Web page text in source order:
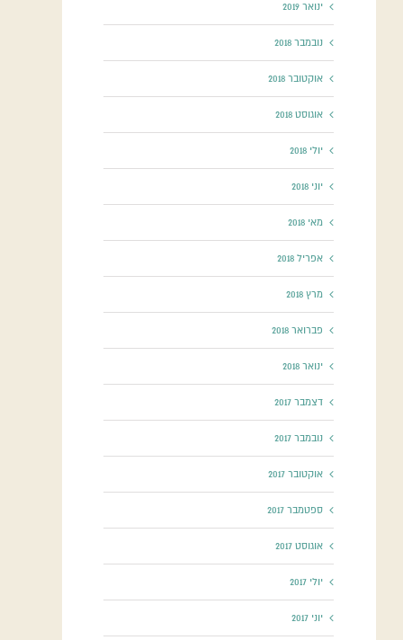
ינואר 2019
נובמבר 2018
אוקטובר 2018
אוגוסט 2018
יולי 2018
יוני 2018
מאי 2018
אפריל 2018
מרץ 2018
פברואר 2018
ינואר 2018
דצמבר 2017
נובמבר 2017
אוקטובר 2017
ספטמבר 2017
אוגוסט 2017
יולי 2017
יוני 2017